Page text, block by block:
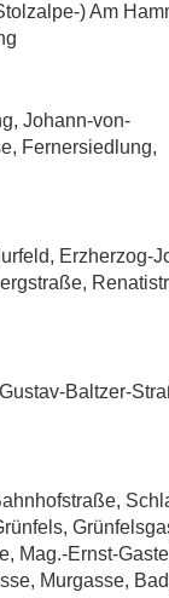
) Am
Johann-von-
Fernersiedlung,
Erzherzog-
Baltzer-
Mag.-Ernst-
Murgasse,